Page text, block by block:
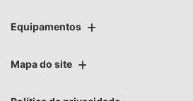
Equipamentos
Mapa do site